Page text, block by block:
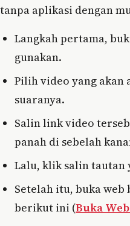
tanpa aplikasi dengan
Langkah pertama,
gunakan.
Pilih video yang akan
suaranya.
Salin link video
panah di sebelah
Lalu, klik salin tautan
Setelah itu, buka
berikut ini (Buka